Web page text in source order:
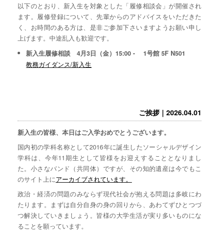
以下のとおり、新入生を対象とした「履修相談会」が開催され
ます。履修登録について、先輩からのアドバイスをいただきた
く、お時間のある方は、是非ご参加下さいますようお願い申し
上げます。中途乱入も歓迎です。
新入生履修相談 4月3日（金）15:00 - 1号館 5F N501
教務ガイダンス/新入生
ご挨拶｜2026.04.01
新入生の皆様、本日はご入学おめでとうございます。
国内初の学科名称として2016年に誕生したソーシャルデザイン
学科は、今年11期生として皆様をお迎えすることとなりまし
た。小さなバンド（共同体）ですが、その知的遺産は今でもこ
のサイト上にアーカイブされています。
政治・経済の問題のみならず現代社会が抱える問題は多岐にわ
たります。まずは自分自身の身の回りから、あわてずひとつづ
つ解決していきましょう。皆様の大学生活が実り多いものにな
ることを願っています。